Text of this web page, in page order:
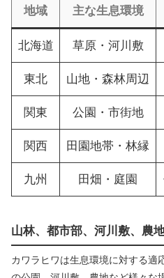
地域 主な生息環境
北海道 草原・河川敷
東北 山地・森林周辺
関東 公園・市街地
関西 田園地帯・林縁
九州 田畑・庭園
山林、都市部、河川敷、農
カワラヒワは生息環境に対する適